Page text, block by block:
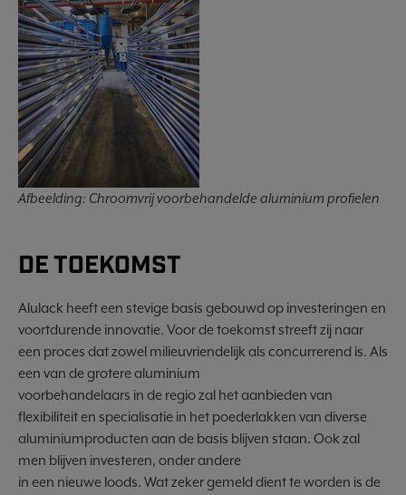
Afbeelding: Chroomvrij voorbehandelde aluminium profielen
DE TOEKOMST
Alulack heeft een stevige basis gebouwd op investeringen en
voortdurende innovatie. Voor de toekomst streeft zij naar
een proces dat zowel milieuvriendelijk als concurrerend is. Als
een van de grotere aluminium
voorbehandelaars in de regio zal het aanbieden van
flexibiliteit en specialisatie in het poederlakken van diverse
aluminiumproducten aan de basis blijven staan. Ook zal
men blijven investeren, onder andere
in een nieuwe loods. Wat zeker gemeld dient te worden is de